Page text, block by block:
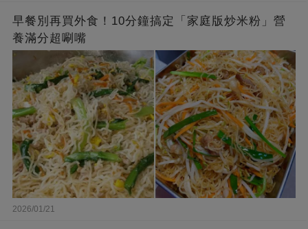
早餐別再買外食！10分鐘搞定「家庭版炒米粉」營
養滿分超唰嘴
2026/01/21